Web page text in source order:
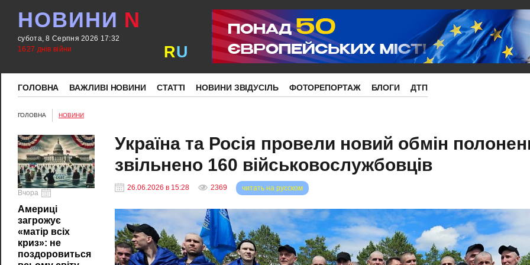
НОВИНИ N
субота, 8 Серпня 2026 17:32
1627 днів війни
RU
ГОЛОВНА ВАЖЛИВІ НОВИНИ СТАТТІ НОВИНИ ЗВІДУСІЛЬ ФОТОРЕПОРТАЖ БЛОГИ ДТП
ГОЛОВНА НОВИНИ
Вчора
Америці
загрожує
«матір всіх
криз»: не
поздоровиться
Україна та Росія провели новий обмін
звільнено 160 військовослужбовців
26.06.2026 в 15:28 2369 читать на русском